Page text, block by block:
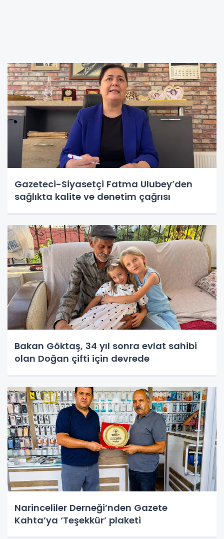
Gazeteci-Siyasetçi Fatma Ulubey’den
sağlıkta kalite ve denetim çağrısı
Bakan Göktaş, 34 yıl sonra evlat sahibi
olan Doğan çifti için devrede
Narinceliler Derneği’nden Gazete
Kahta’ya ‘Teşekkür’ plaketi